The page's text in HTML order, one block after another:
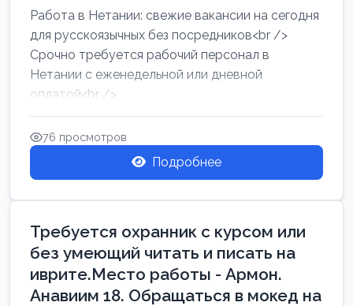
Работа в Нетании: свежие вакансии на сегодня
для русскоязычных без посредников<br />
Срочно требуется рабочий персонал в
Нетании с еженедельной или дневной
оплатой<br />
Свежие вакансии в Нетании дл...
76 просмотров
Подробнее
Требуется охранник с курсом или
без умеющий читать и писать на
иврите.Место работы - Армон.
Анавиим 18. Обращаться в мокед на